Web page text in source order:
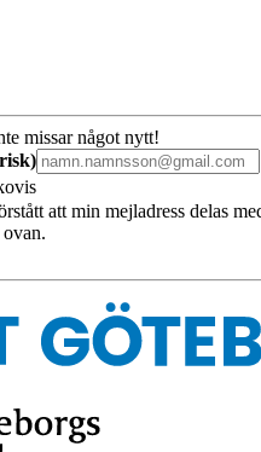
missar något nytt!
att min mejladress delas